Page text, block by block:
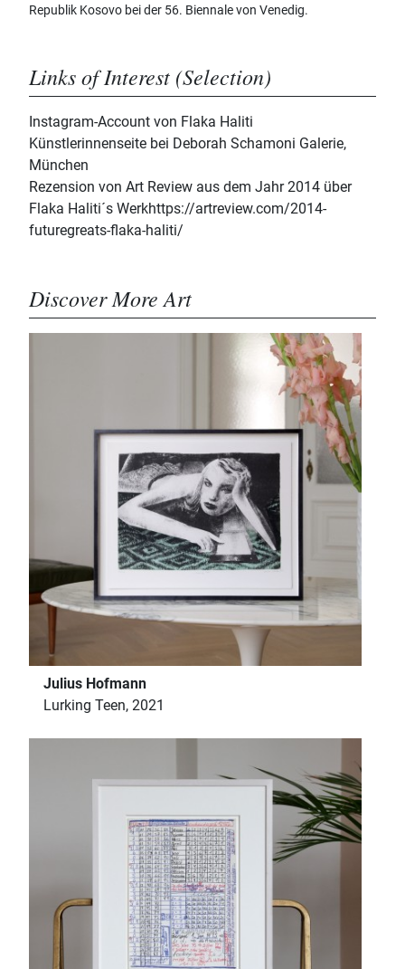
Republik Kosovo bei der 56. Biennale von Venedig.
Links of Interest (Selection)
Instagram-Account von Flaka Haliti
Künstlerinnenseite bei Deborah Schamoni Galerie,
München
Rezension von Art Review aus dem Jahr 2014 über
Flaka Haliti´s Werkhttps://artreview.com/2014-
futuregreats-flaka-haliti/
Discover More Art
Julius Hofmann
Lurking Teen, 2021